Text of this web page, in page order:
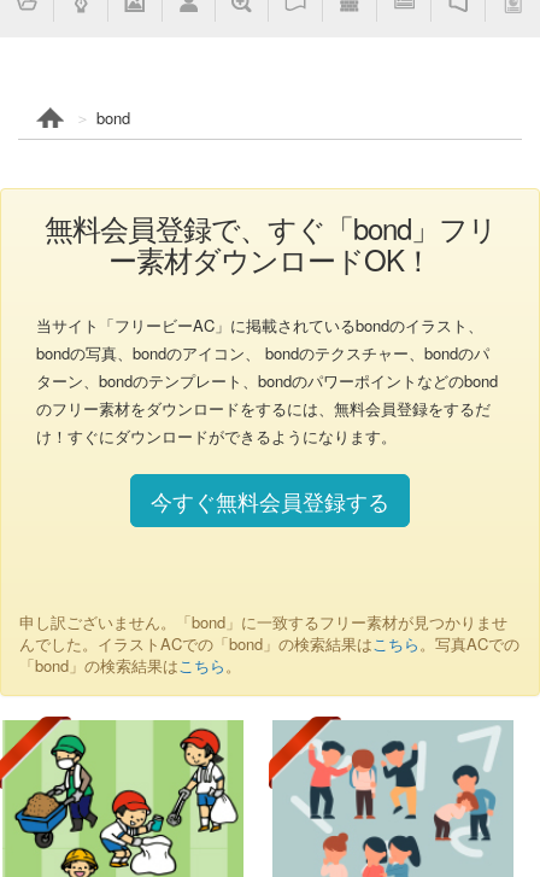
bond
無料会員登録で、すぐ「bond」フリ
ー素材ダウンロードOK！
当サイト「フリービーAC」に掲載されているbondのイラスト、
bondの写真、bondのアイコン、 bondのテクスチャー、bondのパ
ターン、bondのテンプレート、bondのパワーポイントなどのbond
のフリー素材をダウンロードをするには、無料会員登録をするだ
け！すぐにダウンロードができるようになります。
今すぐ無料会員登録する
申し訳ございません。「bond」に一致するフリー素材が見つかりませ
んでした。イラストACでの「bond」の検索結果はこちら。写真ACでの
「bond」の検索結果はこちら。